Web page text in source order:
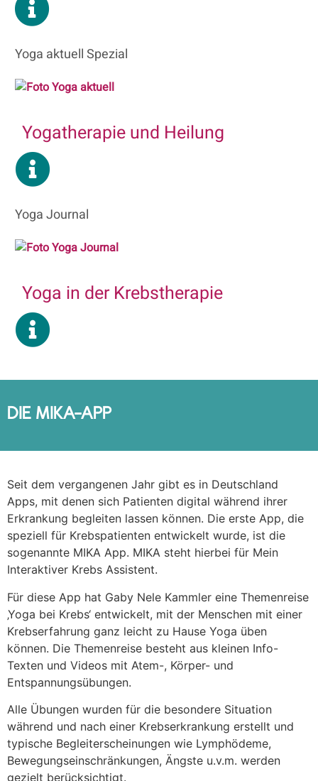
Yoga aktuell Spezial
Yogatherapie und Heilung
Yoga Journal
Yoga in der Krebstherapie
DIE MIKA-APP
Seit dem vergangenen Jahr gibt es in Deutschland
Apps, mit denen sich Patienten digital während ihrer
Erkrankung begleiten lassen können. Die erste App, die
speziell für Krebspatienten entwickelt wurde, ist die
sogenannte MIKA App. MIKA steht hierbei für Mein
Interaktiver Krebs Assistent.
Für diese App hat Gaby Nele Kammler eine Themenreise
‚Yoga bei Krebs‘ entwickelt, mit der Menschen mit einer
Krebserfahrung ganz leicht zu Hause Yoga üben
können. Die Themenreise besteht aus kleinen Info-
Texten und Videos mit Atem-, Körper- und
Entspannungsübungen.
Alle Übungen wurden für die besondere Situation
während und nach einer Krebserkrankung erstellt und
typische Begleiterscheinungen wie Lymphödeme,
Bewegungseinschränkungen, Ängste u.v.m. werden
gezielt berücksichtigt.